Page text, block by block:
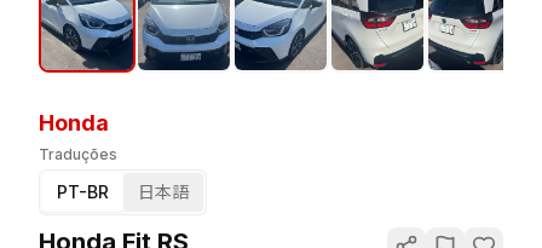
Honda
Traduções
PT-BR 日本語
Honda Fit RS